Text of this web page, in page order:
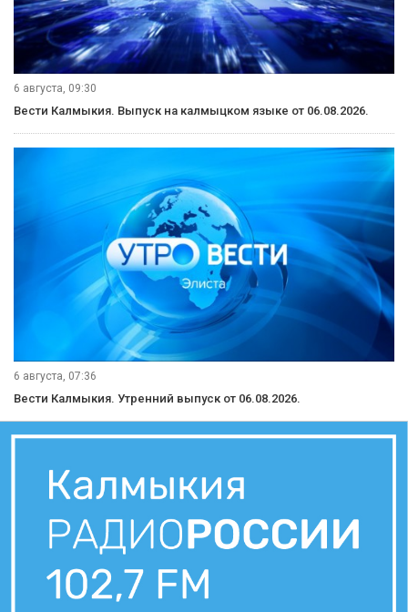
6 августа, 09:30
Вести Калмыкия. Выпуск на калмыцком языке от 06.08.2026.
6 августа, 07:36
Вести Калмыкия. Утренний выпуск от 06.08.2026.